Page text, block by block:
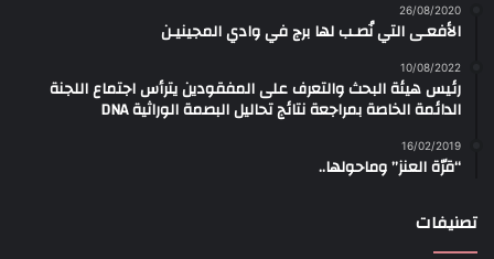
26/08/2020
الأفعـى التي نُصـب لها برج في وادي المجينيـن
10/08/2022
رئيس هيئة البحث والتعرف على المفقودين يترأس اجتماع اللجنة
الدائمة الخاصة بمراجعة نتائج تحاليل البصمة الوراثية DNA
16/02/2019
“قرّة العنز” وماحولها..
تصنيفات